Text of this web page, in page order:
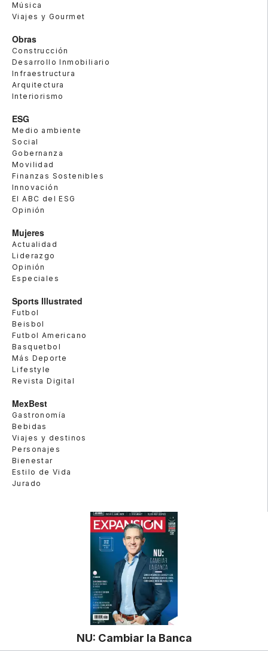
Música
Viajes y Gourmet
Obras
Construcción
Desarrollo Inmobiliario
Infraestructura
Arquitectura
Interiorismo
ESG
Medio ambiente
Social
Gobernanza
Movilidad
Finanzas Sostenibles
Innovación
El ABC del ESG
Opinión
Mujeres
Actualidad
Liderazgo
Opinión
Especiales
Sports Illustrated
Futbol
Beisbol
Futbol Americano
Basquetbol
Más Deporte
Lifestyle
Revista Digital
MexBest
Gastronomía
Bebidas
Viajes y destinos
Personajes
Bienestar
Estilo de Vida
Jurado
NU: Cambiar la Banca